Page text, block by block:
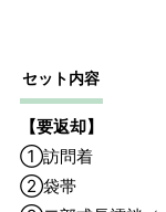
セット内容
【要返却】
①訪問着
②袋帯